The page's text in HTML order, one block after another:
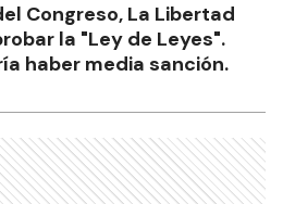
Congreso, La Libertad
la "Ley de Leyes".
haber media sanción.